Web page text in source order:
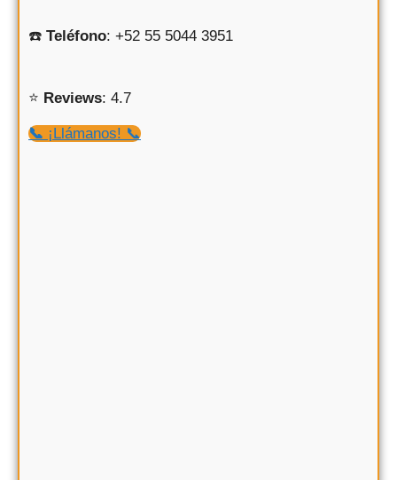
☎️ Teléfono: +52 55 5044 3951
⭐️ Reviews: 4.7
📞 ¡Llámanos! 📞